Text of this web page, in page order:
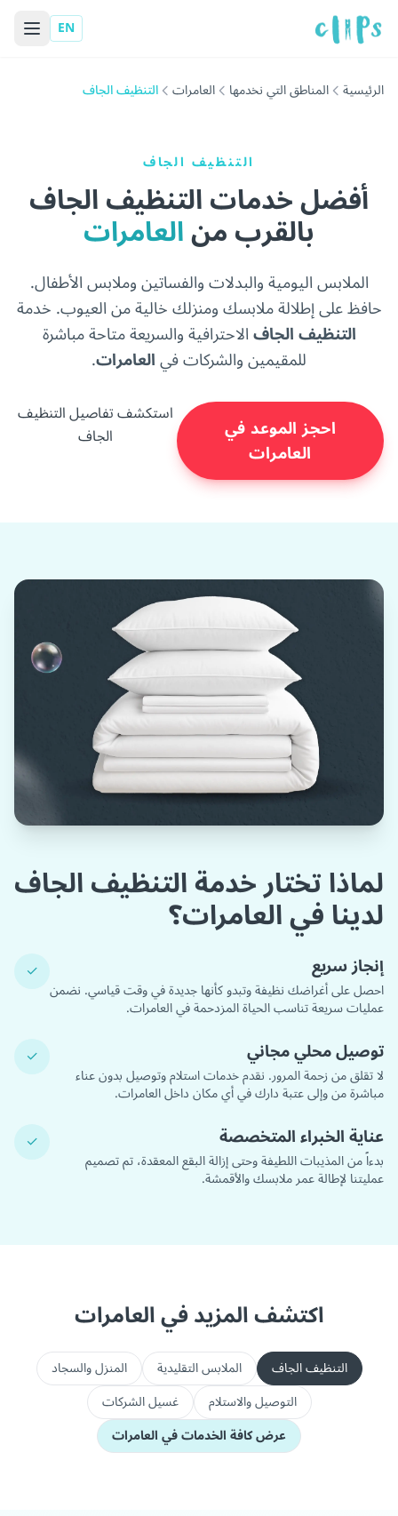
EN
الرئيسية المناطق التي نخدمها العامرات التنظيف الجاف
التنظيف الجاف
أفضل خدمات التنظيف الجاف
بالقرب منالعامرات
الملابس اليومية والبدلات والفساتين وملابس الأطفال.
حافظ على إطلالة ملابسك ومنزلك خالية من العيوب. خدمة
التنظيف الجافالاحترافية والسريعة متاحة مباشرة
للمقيمين والشركات فيالعامرات.
احجز الموعد في
العامرات
استكشف تفاصيل التنظيف
الجاف
لماذا تختار خدمة التنظيف الجاف
لدينا في العامرات؟
✓ إنجاز سريع
احصل على أغراضك نظيفة وتبدو كأنها جديدة في وقت قياسي. نضمن
عمليات سريعة تناسب الحياة المزدحمة في العامرات.
✓ توصيل محلي مجاني
لا تقلق من زحمة المرور. نقدم خدمات استلام وتوصيل بدون عناء
مباشرة من وإلى عتبة دارك في أي مكان داخل العامرات.
✓ عناية الخبراء المتخصصة
بدءاً من المذيبات اللطيفة وحتى إزالة البقع المعقدة، تم تصميم
عمليتنا لإطالة عمر ملابسك والأقمشة.
اكتشف المزيد في العامرات
التنظيف الجاف الملابس التقليدية
المنزل والسجاد
التوصيل والاستلام
غسيل الشركات
عرض كافة الخدمات في العامرات